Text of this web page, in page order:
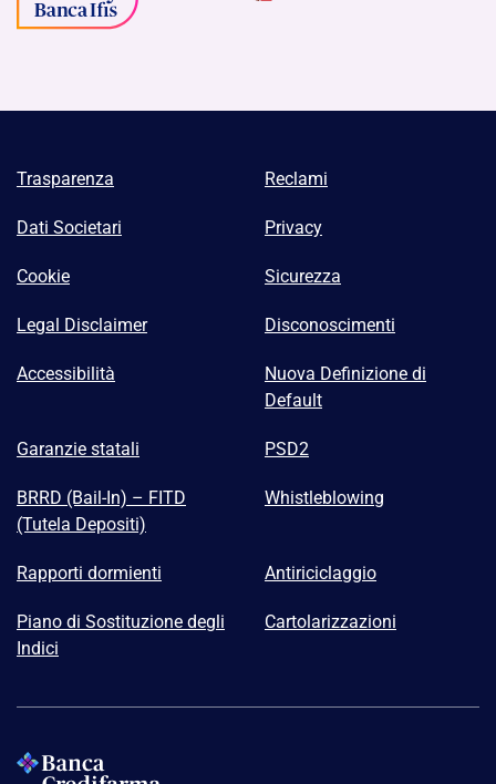
Trasparenza Reclami
Dati Societari Privacy
Cookie Sicurezza
Legal Disclaimer Disconoscimenti
Accessibilità
Nuova Definizione di
Default
Garanzie statali PSD2
BRRD (Bail-In) – FITD
(Tutela Depositi)
Whistleblowing
Rapporti dormienti Antiriciclaggio
Piano di Sostituzione degli
Indici
Cartolarizzazioni